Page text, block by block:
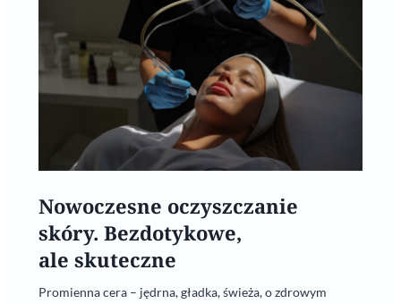
Nowoczesne oczyszczanie
skóry. Bezdotykowe,
ale skuteczne
Promienna cera – jędrna, gładka, świeża, o zdrowym